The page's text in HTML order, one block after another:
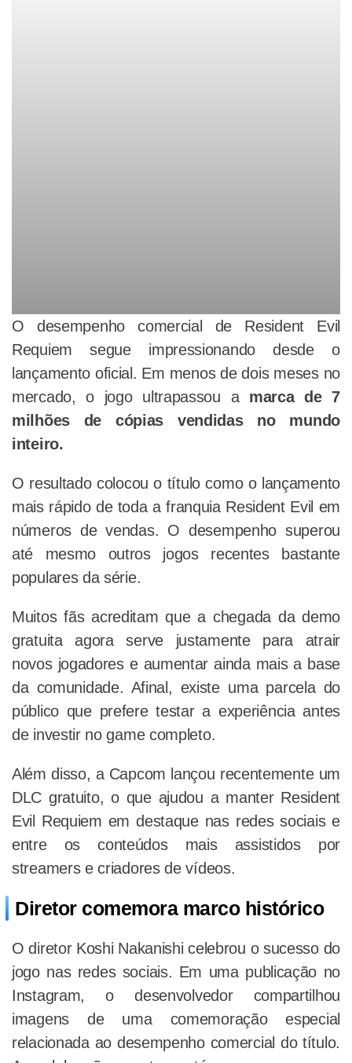
O desempenho comercial de Resident Evil
Requiem segue impressionando desde o
lançamento oficial. Em menos de dois meses no
mercado, o jogo ultrapassou a marca de 7
milhões de cópias vendidas no mundo
inteiro.
O resultado colocou o título como o lançamento
mais rápido de toda a franquia Resident Evil em
números de vendas. O desempenho superou
até mesmo outros jogos recentes bastante
populares da série.
Muitos fãs acreditam que a chegada da demo
gratuita agora serve justamente para atrair
novos jogadores e aumentar ainda mais a base
da comunidade. Afinal, existe uma parcela do
público que prefere testar a experiência antes
de investir no game completo.
Além disso, a Capcom lançou recentemente um
DLC gratuito, o que ajudou a manter Resident
Evil Requiem em destaque nas redes sociais e
entre os conteúdos mais assistidos por
streamers e criadores de vídeos.
Diretor comemora marco histórico
O diretor Koshi Nakanishi celebrou o sucesso do
jogo nas redes sociais. Em uma publicação no
Instagram, o desenvolvedor compartilhou
imagens de uma comemoração especial
relacionada ao desempenho comercial do título.